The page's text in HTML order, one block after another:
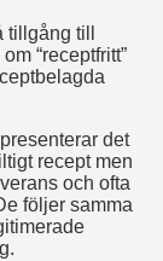
till
“receptfritt”
det
recept men
och ofta
följer samma